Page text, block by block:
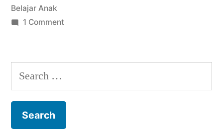
Belajar Anak
1 Commenton
Anak
Search
for: